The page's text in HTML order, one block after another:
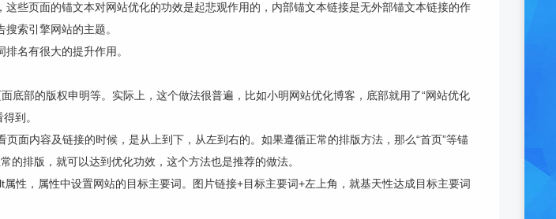
些页面的锚文本对网站优化的功效是起悲观作用的，内部锚文本链接是无外部锚文本链接的作
索引擎网站的主题。
名有很大的提升作用。
部的版权申明等。实际上，这个做法很普遍，比如小明网站优化博客，底部就用了“网站优化
到。
面内容及链接的时候，是从上到下，从左到右的。如果遵循正常的排版方法，那么“首页”等锚
排版，就可以达到优化功效，这个方法也是推荐的做法。
性，属性中设置网站的目标主要词。图片链接+目标主要词+左上角，就基天性达成目标主要词